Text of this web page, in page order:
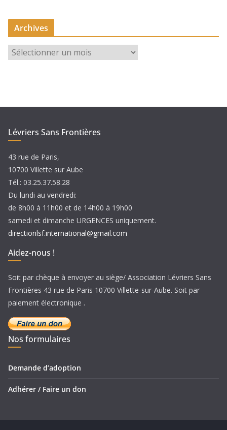
Archives
e
s
Lévriers Sans Frontières
43 rue de Paris,
10700 Villette sur Aube
Tél.: 03.25.37.58.28
Du lundi au vendredi:
de 8h00 à 11h00 et de 14h00 à 19h00
samedi et dimanche URGENCES uniquement.
directionlsf.international@gmail.com
Aidez-nous !
Soit par chèque à envoyer au siège/ Association Lévriers Sans
Frontières 43 rue de Paris 10700 Villette-sur-Aube. Soit par
paiement électronique .
Nos formulaires
Demande d’adoption
Adhérer / Faire un don